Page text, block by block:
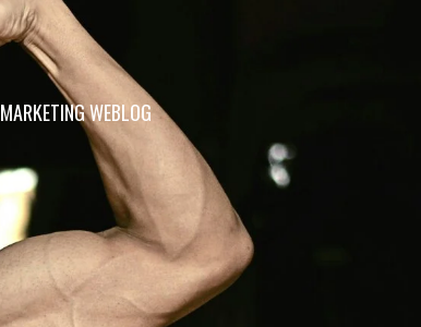
MARKETING WEBLOG